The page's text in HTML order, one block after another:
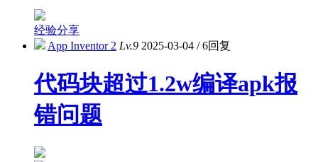
经验分享
App Inventor 2 Lv.9 2025-03-04 /6回复
代码块超过1.2w编译apk报
错问题